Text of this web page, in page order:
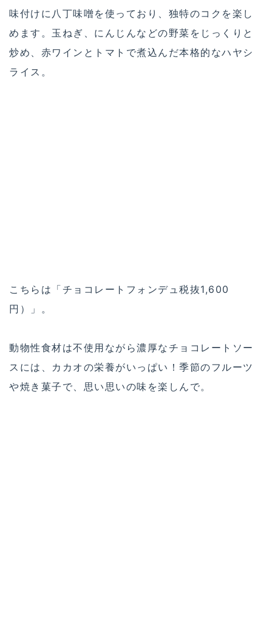
味付けに八丁味噌を使っており、独特のコクを楽し
めます。玉ねぎ、にんじんなどの野菜をじっくりと
炒め、赤ワインとトマトで煮込んだ本格的なハヤシ
ライス。
こちらは「チョコレートフォンデュ税抜1,600
円）」。
動物性食材は不使用ながら濃厚なチョコレートソー
スには、カカオの栄養がいっぱい！季節のフルーツ
や焼き菓子で、思い思いの味を楽しんで。